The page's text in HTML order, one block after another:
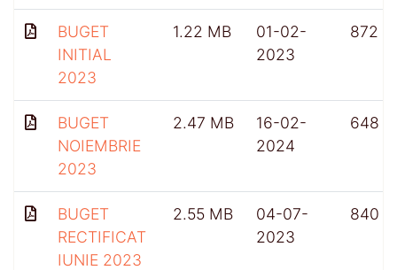
BUGET
INITIAL
2023
1.22 MB
01-02-
2023
872
BUGET
NOIEMBRIE
2023
2.47 MB
16-02-
2024
648
BUGET
RECTIFICAT
IUNIE 2023
2.55 MB
04-07-
2023
840